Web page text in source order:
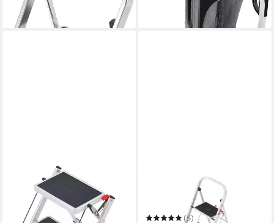
-32%
lieferbar in 2 Wochen in 6-7 Werktagen bei dir
Trittleiter HobbyStep
Klapptritt aus Stahl, weisse
Trittleiter mit 3 Stufen, klein
(5)